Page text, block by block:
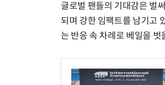
글로벌 팬들의 기대감은 벌
되며 강한 임팩트를 남기고
는 반응 속 차례로 베일을